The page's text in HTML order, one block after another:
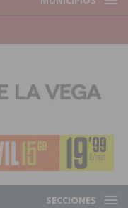
SECCIONES